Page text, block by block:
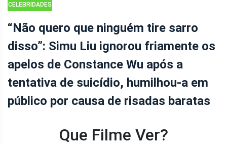
CELEBRIDADES
“Não quero que ninguém tire sarro
disso”: Simu Liu ignorou friamente os
apelos de Constance Wu após a
tentativa de suicídio, humilhou-a em
público por causa de risadas baratas
Que Filme Ver?